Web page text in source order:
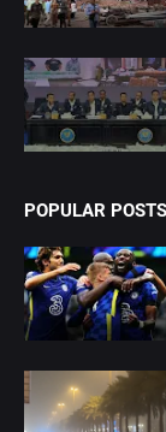
POPULAR POSTS